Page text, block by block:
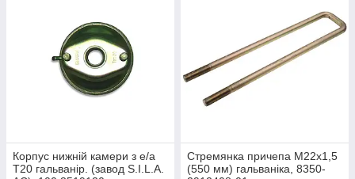
Корпус нижній камери з е/а
Т20 гальванір. (завод S.I.L.A.
Стремянка причепа М22х1,5
(550 мм) гальваніка, 8350-